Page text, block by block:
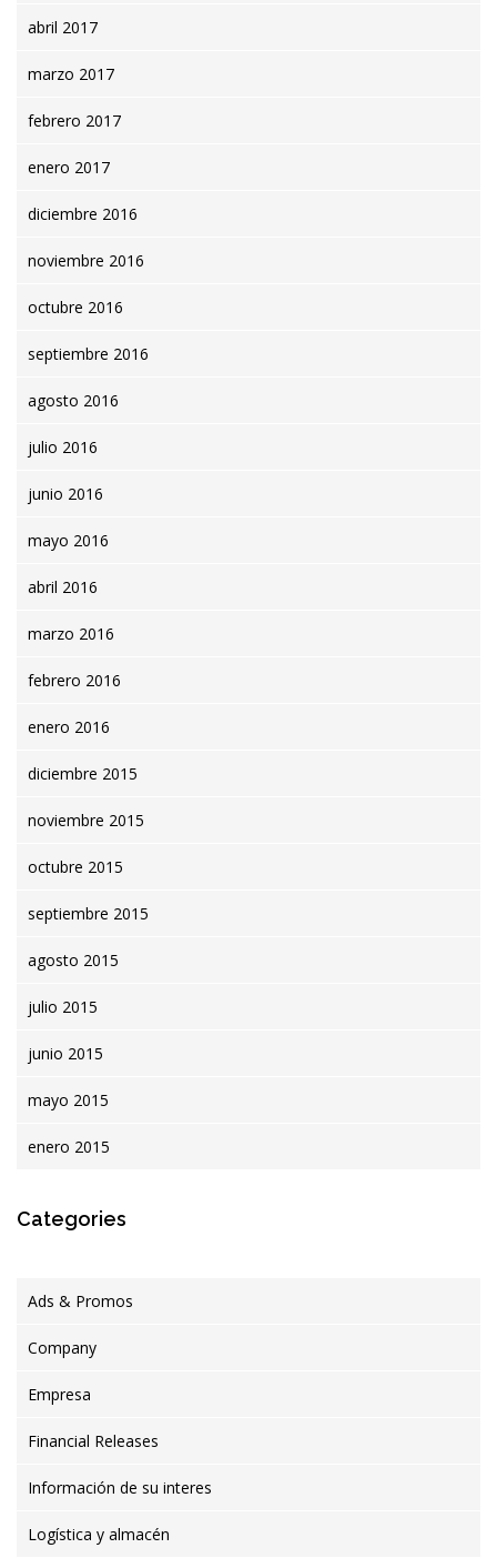
abril 2017
marzo 2017
febrero 2017
enero 2017
diciembre 2016
noviembre 2016
octubre 2016
septiembre 2016
agosto 2016
julio 2016
junio 2016
mayo 2016
abril 2016
marzo 2016
febrero 2016
enero 2016
diciembre 2015
noviembre 2015
octubre 2015
septiembre 2015
agosto 2015
julio 2015
junio 2015
mayo 2015
enero 2015
Categories
Ads & Promos
Company
Empresa
Financial Releases
Información de su interes
Logística y almacén